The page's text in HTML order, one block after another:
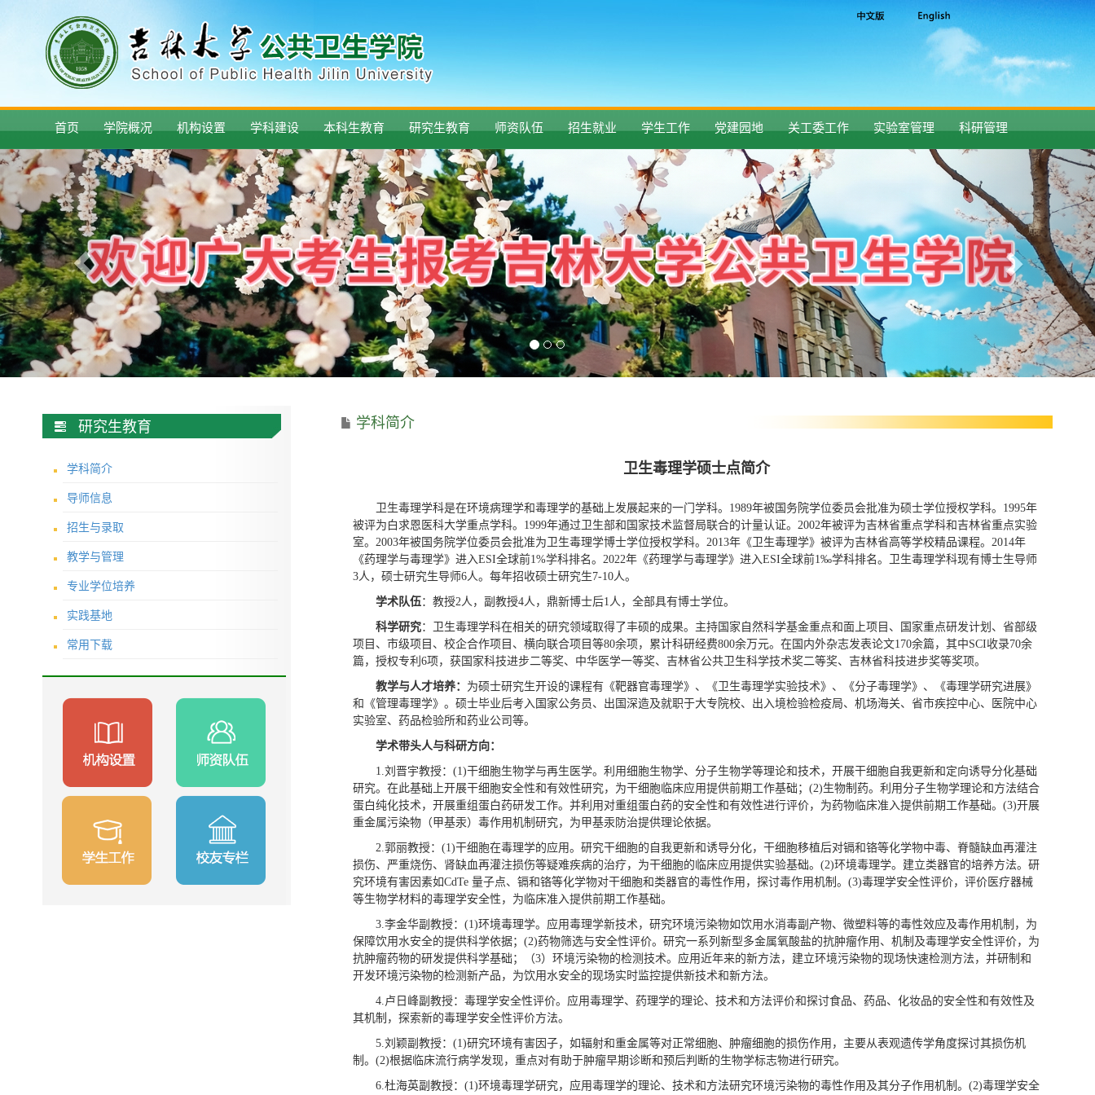
首页 学院概况 机构设置 学科建设 本科生教育 研究生教育 师资队伍 招生就业 学生工作 党建园地 关工委工作 实验室管理 科研管理
研究生教育
学科简介
导师信息
招生与录取
教学与管理
专业学位培养
实践基地
常用下载
学科简介
卫生毒理学硕士点简介
卫生毒理学科是在环境病理学和毒理学的基础上发展起来的一门学科。1989年被国务院学位委员会批准为硕士学位授权学科。1995年
被评为白求恩医科大学重点学科。1999年通过卫生部和国家技术监督局联合的计量认证。2002年被评为吉林省重点学科和吉林省重点实验
室。2003年被国务院学位委员会批准为卫生毒理学博士学位授权学科。2013年《卫生毒理学》被评为吉林省高等学校精品课程。2014年
《药理学与毒理学》进入ESI全球前1%学科排名。2022年《药理学与毒理学》进入ESI全球前1‰学科排名。卫生毒理学科现有博士生导师
3人，硕士研究生导师6人。每年招收硕士研究生7-10人。
学术队伍：教授2人，副教授4人，鼎新博士后1人，全部具有博士学位。
科学研究：卫生毒理学科在相关的研究领域取得了丰硕的成果。主持国家自然科学基金重点和面上项目、国家重点研发计划、省部级
项目、市级项目、校企合作项目、横向联合项目等80余项，累计科研经费800余万元。在国内外杂志发表论文170余篇，其中SCI收录70余
篇，授权专利6项，获国家科技进步二等奖、中华医学一等奖、吉林省公共卫生科学技术奖二等奖、吉林省科技进步奖等奖项。
教学与人才培养： 为硕士研究生开设的课程有《靶器官毒理学》、《卫生毒理学实验技术》、《分子毒理学》、《毒理学研究进展》
和《管理毒理学》。硕士毕业后考入国家公务员、出国深造及就职于大专院校、出入境检验检疫局、机场海关、省市疾控中心、医院中心
实验室、药品检验所和药业公司等。
学术带头人与科研方向：
1.刘晋宇教授：(1)干细胞生物学与再生医学。利用细胞生物学、分子生物学等理论和技术，开展干细胞自我更新和定向诱导分化基础
研究。在此基础上开展干细胞安全性和有效性研究，为干细胞临床应用提供前期工作基础；(2)生物制药。利用分子生物学理论和方法结合
蛋白纯化技术，开展重组蛋白药研发工作。并利用对重组蛋白药的安全性和有效性进行评价，为药物临床准入提供前期工作基础。(3)开展
重金属污染物（甲基汞）毒作用机制研究，为甲基汞防治提供理论依据。
2.郭丽教授：(1)干细胞在毒理学的应用。研究干细胞的自我更新和诱导分化，干细胞移植后对镉和铬等化学物中毒、脊髓缺血再灌注
损伤、严重烧伤、肾缺血再灌注损伤等疑难疾病的治疗，为干细胞的临床应用提供实验基础。(2)环境毒理学。建立类器官的培养方法。研
究环境有害因素如CdTe 量子点、镉和铬等化学物对干细胞和类器官的毒性作用，探讨毒作用机制。(3)毒理学安全性评价，评价医疗器械
等生物学材料的毒理学安全性，为临床准入提供前期工作基础。
3.李金华副教授：(1)环境毒理学。应用毒理学新技术，研究环境污染物如饮用水消毒副产物、微塑料等的毒性效应及毒作用机制，为
保障饮用水安全的提供科学依据；(2)药物筛选与安全性评价。研究一系列新型多金属氧酸盐的抗肿瘤作用、机制及毒理学安全性评价，为
抗肿瘤药物的研发提供科学基础；（3）环境污染物的检测技术。应用近年来的新方法，建立环境污染物的现场快速检测方法，并研制和
开发环境污染物的检测新产品，为饮用水安全的现场实时监控提供新技术和新方法。
4.卢日峰副教授：毒理学安全性评价。应用毒理学、药理学的理论、技术和方法评价和探讨食品、药品、化妆品的安全性和有效性及
其机制，探索新的毒理学安全性评价方法。
5.刘颖副教授：(1)研究环境有害因子，如辐射和重金属等对正常细胞、肿瘤细胞的损伤作用，主要从表观遗传学角度探讨其损伤机
制。(2)根据临床流行病学发现，重点对有助于肿瘤早期诊断和预后判断的生物学标志物进行研究。
6.杜海英副教授：(1)环境毒理学研究，应用毒理学的理论、技术和方法研究环境污染物的毒性作用及其分子作用机制。(2)毒理学安全